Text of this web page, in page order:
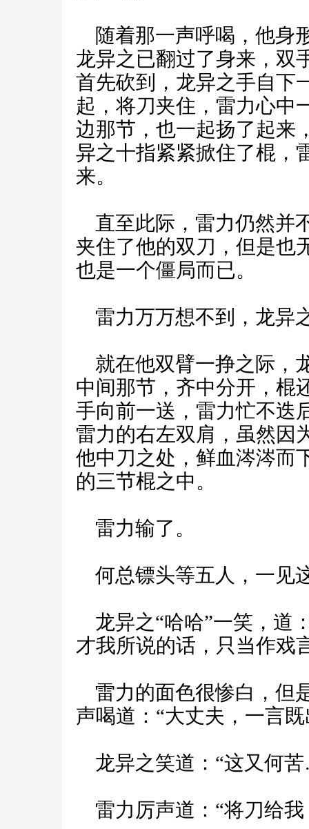
随着那一声呼喝，他身
龙异之已翻过了身来，双
首先砍到，龙异之手自下
起，将刀夹住，雷力心中
边那节，也一起扬了起来
异之十指紧紧掀住了棍，
来。
直至此际，雷力仍然并
夹住了他的双刀，但是也
也是一个僵局而已。
雷力万万想不到，龙异
就在他双臂一挣之际，
中间那节，齐中分开，棍
手向前一送，雷力忙不迭
雷力的右左双肩，虽然因
他中刀之处，鲜血涔涔而
的三节棍之中。
雷力输了。
何总镖头等五人，一见
龙异之“哈哈”一笑，道
才我所说的话，只当作戏
雷力的面色很惨白，但
声喝道：“大丈夫，一言
龙异之笑道：“这又何
雷力厉声道：“将刀给我